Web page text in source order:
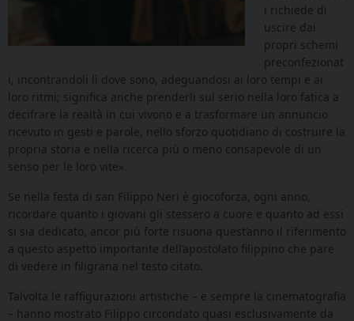
i richiede di
uscire dai
propri schemi
preconfezionat
i, incontrandoli lì dove sono, adeguandosi ai loro tempi e ai
loro ritmi; significa anche prenderli sul serio nella loro fatica a
decifrare la realtà in cui vivono e a trasformare un annuncio
ricevuto in gesti e parole, nello sforzo quotidiano di costruire la
propria storia e nella ricerca più o meno consapevole di un
senso per le loro vite».
Se nella festa di san Filippo Neri è giocoforza, ogni anno,
ricordare quanto i giovani gli stessero a cuore e quanto ad essi
si sia dedicato, ancor più forte risuona quest’anno il riferimento
a questo aspetto importante dell’apostolato filippino che pare
di vedere in filigrana nel testo citato.
Talvolta le raffigurazioni artistiche – e sempre la cinematografia
– hanno mostrato Filippo circondato quasi esclusivamente da